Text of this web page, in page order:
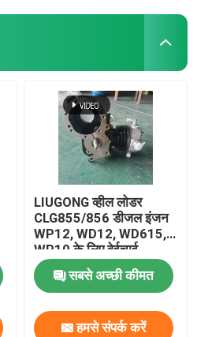
LIUGONG व्हील लोडर
CLG855/856 डीजल इंजन
WP12, WD12, WD615,
WP10 के लिए वेईचाई
612600130430 एयर
कंप्रेसरसबसे अच्छी कीमत
हमसे संपर्क करें